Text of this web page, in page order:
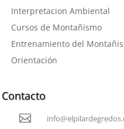
Interpretacion Ambiental
Cursos de Montañismo
Entrenamiento del
Orientación
Contacto
